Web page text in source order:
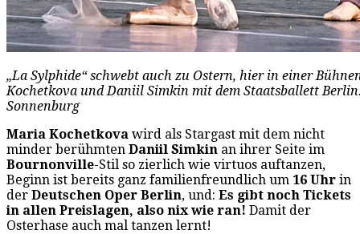
„La Sylphide“ schwebt auch zu Ostern, hier in einer
Kochetkova und Daniil Simkin mit dem Staatsballett
Sonnenburg
Maria Kochetkova wird als Stargast mit dem nicht
minder berühmten Daniil Simkin an ihrer Seite im
Bournonville-Stil so zierlich wie virtuos auftanzen,
Beginn ist bereits ganz familienfreundlich um 16 Uhr in
der Deutschen Oper Berlin, und: Es gibt noch Tickets
in allen Preislagen, also nix wie ran! Damit der
Osterhase auch mal tanzen lernt!